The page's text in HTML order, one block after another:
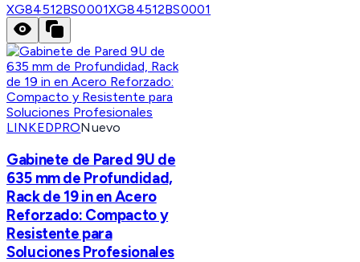
XG84512BS0001XG84512BS0001
LINKEDPRONuevo
Gabinete de Pared 9U de
635 mm de Profundidad,
Rack de 19 in en Acero
Reforzado: Compacto y
Resistente para
Soluciones Profesionales